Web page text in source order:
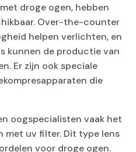
droge ogen, hebben
Over-the-counter
helpen verlichten, en
kunnen de productie van
Er zijn ook speciale
die
oogspecialisten vaak het
met uv filter. Dit type lens
voor droge ogen.